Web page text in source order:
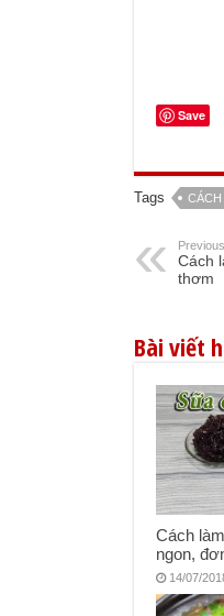
Save
Tags
Previous
Cách
thơm
Bài viết
Cách
ngon,
14/07/